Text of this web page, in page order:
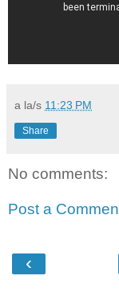
a la/s 11:23 PM
Share
No comments:
Post a
‹